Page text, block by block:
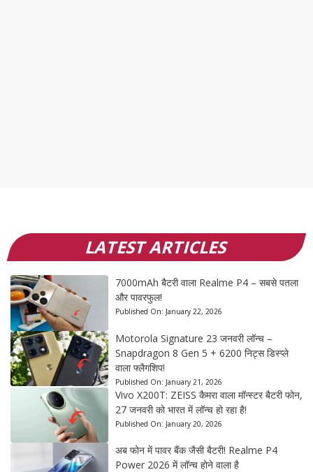
LATEST ARTICLES
7000mAh बैटरी वाला Realme P4 – सबसे पतला
और पावरफुल!
Published On: January 22, 2026
Motorola Signature 23 जनवरी लॉन्च –
Snapdragon 8 Gen 5 + 6200 निट्स डिस्प्ले
वाला फ्लैगशिप!
Published On: January 21, 2026
Vivo X200T: ZEISS कैमरा वाला मॉन्स्टर बैटरी फोन,
27 जनवरी को भारत में लॉन्च हो रहा है!
Published On: January 20, 2026
अब फोन में पावर बैंक जैसी बैटरी! Realme P4
Power 2026 में लॉन्च होने वाला है